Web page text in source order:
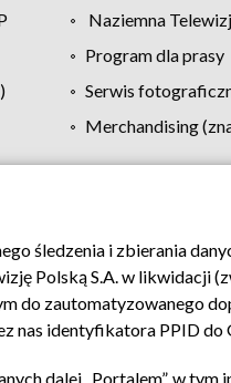
Naziemna
Program dla prasy
Serwis
Merchandising
Pomoc Biuro reklamy
śledzenia i zbierania
Polską S.A. w likwidacji
do zautomatyzowanego
nas identyfikatora PPID do
dalej „Portalem”, w